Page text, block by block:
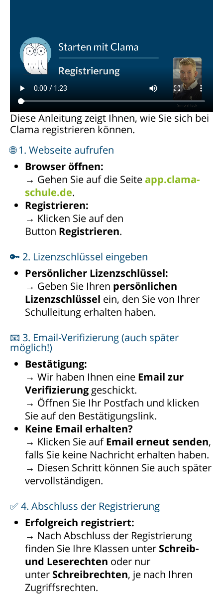
Diese Anleitung zeigt Ihnen, wie Sie sich bei
Clama registrieren können.
🌐 1. Webseite aufrufen
Browser öffnen:
→ Gehen Sie auf die Seiteapp.clama-
schule.de.
Registrieren:
→ Klicken Sie auf den
Button Registrieren.
🔑 2. Lizenzschlüssel eingeben
Persönlicher Lizenzschlüssel:
→ Geben Sie Ihren persönlichen
Lizenzschlüssel ein, den Sie von Ihrer
Schulleitung erhalten haben.
📧 3. Email-Verifizierung (auch später
möglich!)
Bestätigung:
→ Wir haben Ihnen eine Email zur
Verifizierung geschickt.
→ Öffnen Sie Ihr Postfach und klicken
Sie auf den Bestätigungslink.
Keine Email erhalten?
→ Klicken Sie aufEmail erneut senden,
falls Sie keine Nachricht erhalten haben.
→ Diesen Schritt können Sie auch später
vervollständigen.
✅ 4. Abschluss der Registrierung
Erfolgreich registriert:
→ Nach Abschluss der Registrierung
finden Sie Ihre Klassen unter Schreib-
und Leserechten oder nur
unter Schreibrechten, je nach Ihren
Zugriffsrechten.